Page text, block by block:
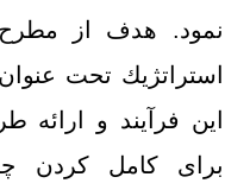
نمود. هدف از
استراتژیك تحت عنوان
این فرآیند و ارائه
برای كامل كردن